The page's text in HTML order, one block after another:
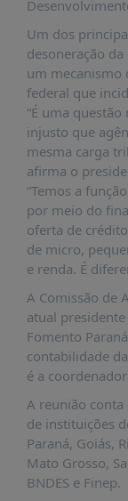
DADOS
FRENTE
PARLAMENTAR
SOBRE
A
FRENTE
MATERIAIS
INFORMAÇÕES
CURSOS
E
EVENTOS
INSCRIÇÕES
MATERIAIS
DISPONÍVEIS
PUBLICAÇÕES
REVISTA
RUMOS
LIVROS
Um dos
desoneração
um mecanismo
federal que
“É uma
injusto que
mesma carga
afirma o
“Temos a
por meio do
oferta de
de micro,
e renda. É
A Comissão de
atual
Fomento
contabilidade
é a
A reunião conta
de instituições
Paraná, Goiás,
Mato Grosso,
BNDES e Finep.